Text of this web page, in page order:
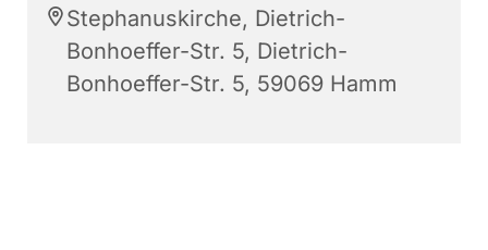
Stephanuskirche, Dietrich-
Bonhoeffer-Str. 5, Dietrich-
Bonhoeffer-Str. 5, 59069 Hamm